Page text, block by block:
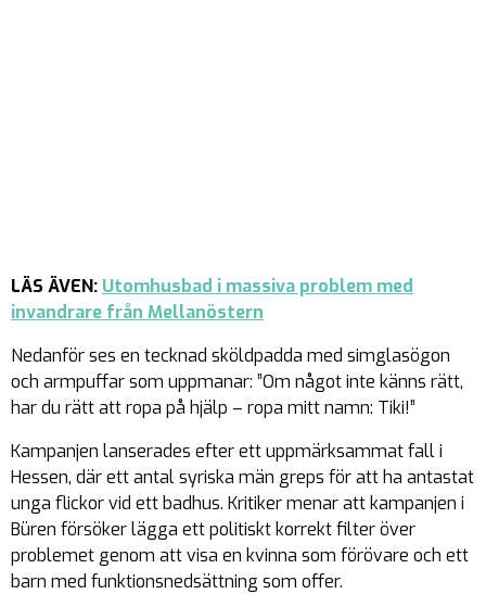
LÄS ÄVEN: Utomhusbad i massiva problem med
invandrare från Mellanöstern
Nedanför ses en tecknad sköldpadda med simglasögon
och armpuffar som uppmanar: ”Om något inte känns rätt,
har du rätt att ropa på hjälp – ropa mitt namn: Tiki!”
Kampanjen lanserades efter ett uppmärksammat fall i
Hessen, där ett antal syriska män greps för att ha antastat
unga flickor vid ett badhus. Kritiker menar att kampanjen i
Büren försöker lägga ett politiskt korrekt filter över
problemet genom att visa en kvinna som förövare och ett
barn med funktionsnedsättning som offer.